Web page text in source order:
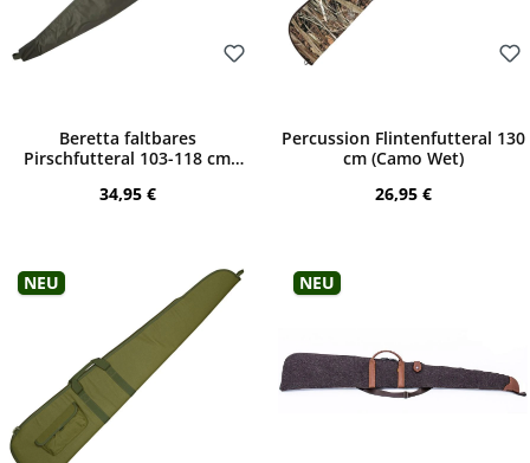
Beretta faltbares
Pirschfutteral 103-118 cm
Regulärer Preis:
34,95 €
Percussion Flintenfutteral 130
cm (Camo Wet)
Regulärer Preis:
26,95 €
Neu Neu